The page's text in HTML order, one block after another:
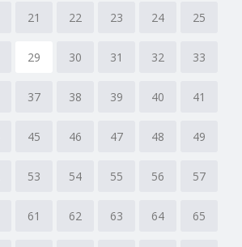
21 22 23 24 25
29 30 31 32 33
37 38 39 40 41
45 46 47 48 49
53 54 55 56 57
61 62 63 64 65